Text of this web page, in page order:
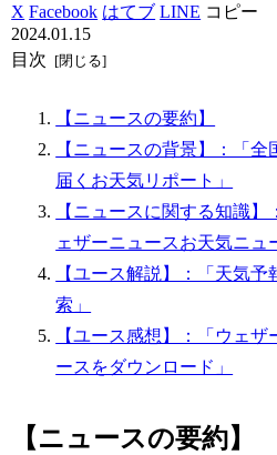
X Facebook はてブ LINE コピー
2024.01.15
目次
【ニュースの要約】
【ニュースの背景】：「全
届くお天気リポート」
【ニュースに関する知識】
ェザーニュースお天気ニュ
【ユース解説】：「天気予
索」
【ユース感想】：「ウェザ
ースをダウンロード」
【ニュースの要約】